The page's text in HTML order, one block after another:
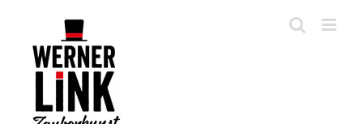
content